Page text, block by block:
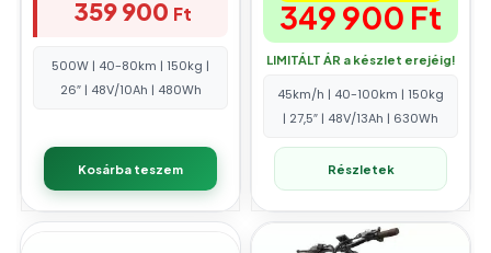
359 900 Ft
500W | 40-80km | 150kg |
26″ | 48V/10Ah | 480Wh
Kosárba teszem
349 900 Ft
LIMITÁLT ÁR a készlet erejéig!
45km/h | 40-100km | 150kg
| 27,5″ | 48V/13Ah | 630Wh
Részletek